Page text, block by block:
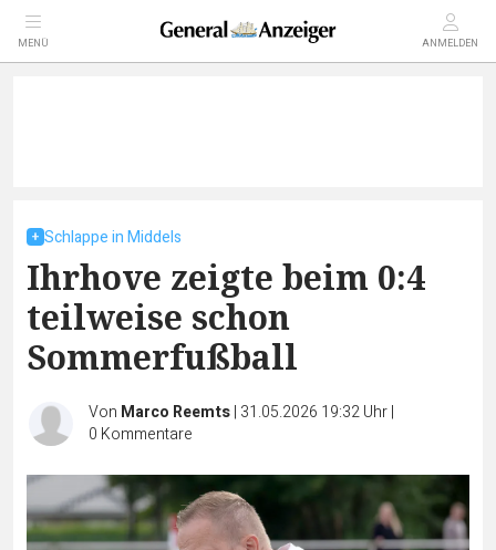
MENÜ ANMELDEN
Schlappe in Middels
Ihrhove zeigte beim 0:4
teilweise schon
Sommerfußball
Von Marco Reemts| 31.05.2026 19:32 Uhr|
0 Kommentare